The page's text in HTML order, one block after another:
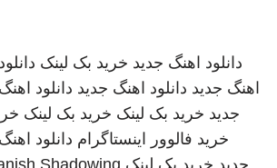
دانلود اهنگ جدید خرید بک لینک
اهنگ جدید دانلود اهنگ جدید دانلود
جدید خرید بک لینک خرید بک لینک
خرید فالوور اینستاگرام دانلود
جدید خرید بک لینک Shadowing